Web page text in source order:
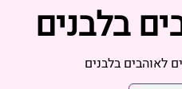
בלבנים
לאוהבים בלבנים